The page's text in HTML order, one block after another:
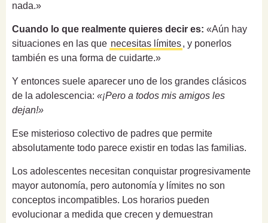
nada.»
Cuando lo que realmente quieres decir es: «Aún hay
situaciones en las que necesitas límites, y ponerlos
también es una forma de cuidarte.»
Y entonces suele aparecer uno de los grandes clásicos
de la adolescencia: «¡Pero a todos mis amigos les
dejan!»
Ese misterioso colectivo de padres que permite
absolutamente todo parece existir en todas las familias.
Los adolescentes necesitan conquistar progresivamente
mayor autonomía, pero autonomía y límites no son
conceptos incompatibles. Los horarios pueden
evolucionar a medida que crecen y demuestran